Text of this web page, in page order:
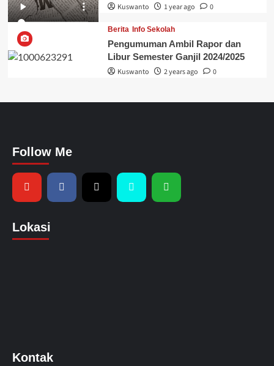
Kuswanto
1 year ago 0
Berita Info Sekolah
Pengumuman Ambil Rapor dan
Libur Semester Ganjil 2024/2025
Kuswanto
2 years ago 0
Follow Me
Lokasi
Kontak